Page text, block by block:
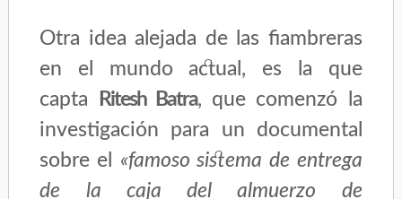
Otra idea alejada de las fiambreras
en el mundo actual, es la que
capta
Ritesh Batra, que comenzó la
investigación para un documental
sobre el «famoso sistema de entrega
de la caja del almuerzo de